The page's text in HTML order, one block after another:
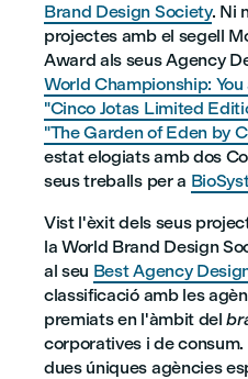
Brand Design Society. Ni
projectes amb el segell
Award als seus Agency
World Championship:
"Cinco Jotas Limited
"The Garden of Eden by
estat elogiats amb dos
seus treballs per a
Vist l'èxit dels seus
la World Brand Design
al seu Best Agency
classificació amb les
premiats en l'àmbit del
corporatives i de
dues úniques agències